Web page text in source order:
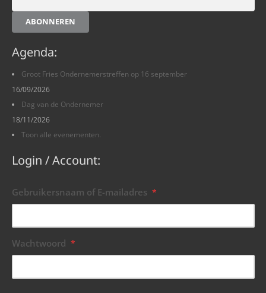
ABONNEREN
Agenda:
Groot Fries Ondernemerstreffen op 16 september
16/09/2026
Dag van de Ondernemer
18/11/2026
Toon alle evenementen.
Login / Account:
Gebruikersnaam of E-mailadres *
Wachtwoord *